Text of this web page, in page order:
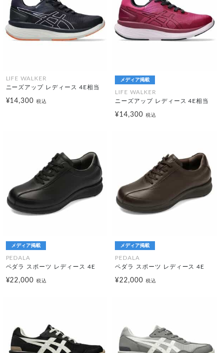
LIFE WALKER
ニーズアップ レディース 4E相当
¥14,300税込
メディア掲載
LIFE WALKER
ニーズアップ レディース 4E相当
¥14,300 税込
メディア掲載
PEDALA
ペダラ スポーツ レディース 4E
¥22,000税込
メディア掲載
PEDALA
ペダラ スポーツ レディース 4E
¥22,000 税込